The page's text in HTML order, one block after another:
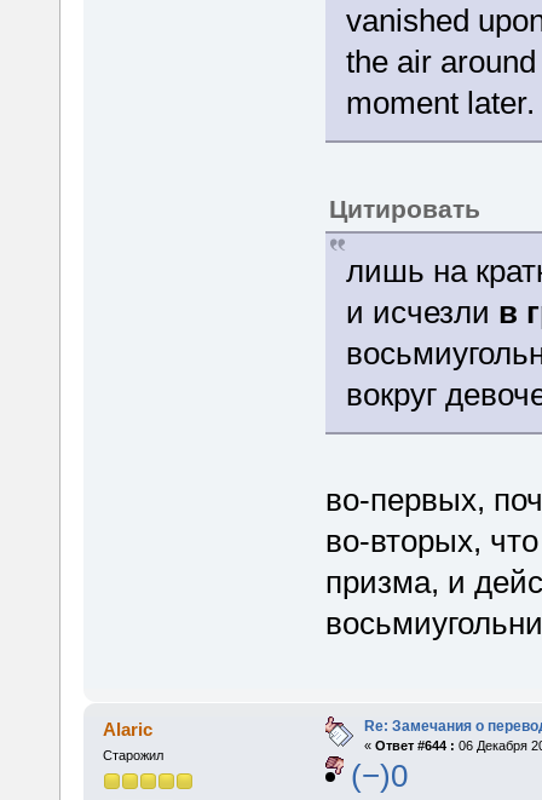
vanished
the air
moment later.
Цитировать
лишь на
и исчезли в
вокруг
во-первых,
во-вторых,
призма, и
Alaric
Старожил
Re: Замечания о
« Ответ #644 : 06 Декабря
(−)0